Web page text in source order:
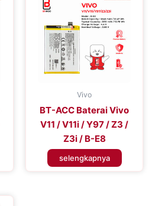
Vivo
BT-ACC Baterai Vivo
V11 / V11i / Y97 / Z3 /
Z3i / B-E8
selengkapnya